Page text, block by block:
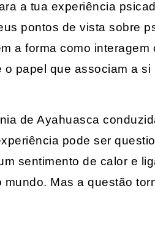
a tua experiência
pontos de vista sobre
a forma como
papel que associam a
de Ayahuasca
pode ser
sentimento de calor e
Mas a questão